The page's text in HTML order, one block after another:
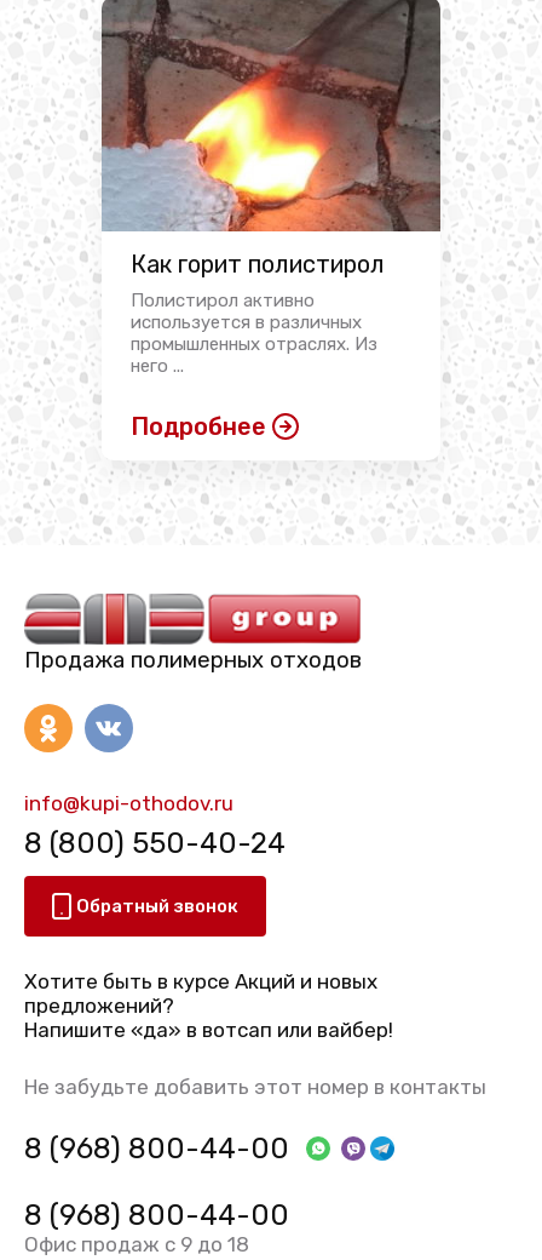
Как горит полистирол
Полистирол активно
используется в различных
промышленных отраслях. Из
него ...
Подробнее
Продажа полимерных отходов
info@kupi-othodov.ru
8 (800) 550-40-24
Обратный звонок
Хотите быть в курсе Акций и новых
предложений?
Напишите «да» в вотсап или вайбер!
Не забудьте добавить этот номер в контакты
8 (968) 800-44-00
8 (968) 800-44-00
Офис продаж с 9 до 18